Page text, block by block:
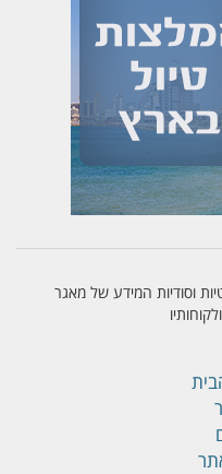
וסודיות המידע של מאגר